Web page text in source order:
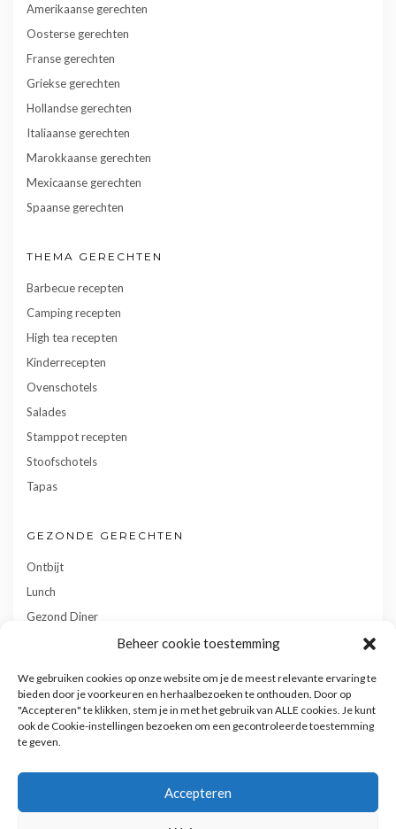
Beheer cookie toestemming
We gebruiken cookies op onze website om je de meest relevante ervaring te
bieden door je voorkeuren en herhaalbezoeken te onthouden. Door op
"Accepteren" te klikken, stem je in met het gebruik van ALLE cookies. Je kunt
ook de Cookie-instellingen bezoeken om een gecontroleerde toestemming
te geven.
Accepteren
Amerikaanse gerechten
Oosterse gerechten
Franse gerechten
Griekse gerechten
Hollandse gerechten
Italiaanse gerechten
Marokkaanse gerechten
Mexicaanse gerechten
Spaanse gerechten
THEMA GERECHTEN
Barbecue recepten
Camping recepten
High tea recepten
Kinderrecepten
Ovenschotels
Salades
Stamppot recepten
Stoofschotels
Tapas
GEZONDE GERECHTEN
Ontbijt
Lunch
Gezond Diner
Gebak